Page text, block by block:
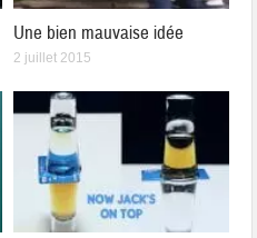
Une bien mauvaise idée
2 juillet 2015